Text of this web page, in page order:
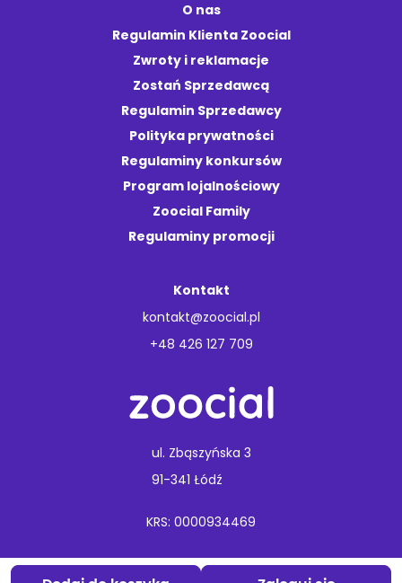
O nas
Regulamin Klienta Zoocial
Zwroty i reklamacje
Zostań Sprzedawcą
Regulamin Sprzedawcy
Polityka prywatności
Regulaminy konkursów
Program lojalnościowy
Zoocial Family
Regulaminy promocji
Kontakt
kontakt@zoocial.pl
+48 426 127 709
ul. Zbąszyńska 3
91-341 Łódź
KRS: 0000934469
Copyright © 2026 Animal Care.